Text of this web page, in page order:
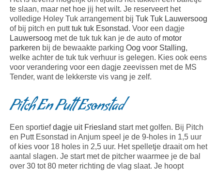
te slaan, maar net hoe jij het wilt. Je reserveert het
volledige Holey Tuk arrangement bij Tuk Tuk Lauwersoog
of bij pitch en putttuk tuk Esonstad. Voor een dagje
Lauwersoog met de tuk tuk kan je de auto of motor
parkeren bij de bewaakte parking Oog voor Stalling,
welke achter de tuk tuk verhuur is gelegen. Kies ook eens
voor verandering voor een dagje zeevissen met de MS
Tender, want de lekkerste vis vang je zelf.
Pitch En Putt Esonstad
Een sportiefdagje uit Friesland start met golfen. Bij Pitch
en Putt Esonstad in Anjum speel je de 9-holes in 1,5 uur
of kies voor 18 holes in 2,5 uur. Het spelletje draait om het
aantal slagen. Je start met de pitcher waarmee je de bal
over 30 tot 80 meter richting de vlag slaat. Je hoopt